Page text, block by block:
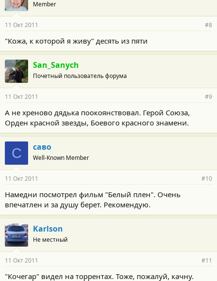
Member
11 Окт 2011 #8
"Кожа, к которой я живу" десять из пяти
San_Sanych
Почетный пользователь форума
11 Окт 2011 #9
А не хреново дядька поокоянствовал. Герой Союза,
Орден красной звезды, Боевого красного знамени.
С саво
Well-Known Member
11 Окт 2011 #10
Намедни посмотрел фильм "Белый плен". Очень
впечатлен и за душу берет. Рекомендую.
Karlson
Не местный
11 Окт 2011 #11
"Кочегар" видел на торрентах. Тоже, пожалуй, качну.